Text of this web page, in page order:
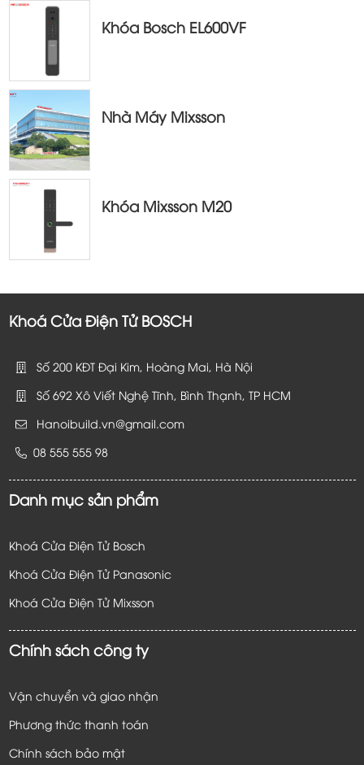
Khóa Bosch EL600VF
Nhà Máy Mixsson
Khóa Mixsson M20
Khoá Cửa Điện Tử BOSCH
Số 200 KĐT Đại Kim, Hoàng Mai, Hà Nội
Số 692 Xô Viết Nghệ Tĩnh, Bình Thạnh, TP HCM
Hanoibuild.vn@gmail.com
08 555 555 98
Danh mục sản phẩm
Khoá Cửa Điện Tử Bosch
Khoá Cửa Điện Tử Panasonic
Khoá Cửa Điện Tử Mixsson
Chính sách công ty
Vận chuyển và giao nhận
Phương thức thanh toán
Chính sách bảo mật